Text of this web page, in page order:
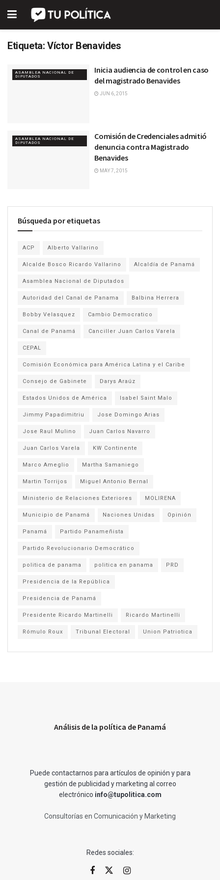
Etiqueta: Víctor Benavides
ASAMBLEA NACIONAL DE
DIPUTADOS
Inicia audiencia de control en caso
del magistrado Benavides
JUN 6, 2015
ASAMBLEA NACIONAL DE
DIPUTADOS
Comisión de Credenciales admitió
denuncia contra Magistrado
Benavides
MAY 7, 2015
Búsqueda por etiquetas
ACP Alberto Vallarino
Alcalde Bosco Ricardo Vallarino Alcaldía de Panamá
Asamblea Nacional de Diputados
Autoridad del Canal de Panama Balbina Herrera
Bobby Velasquez Cambio Democratico
Canal de Panamá Canciller Juan Carlos Varela
CEPAL
Comisión Económica para América Latina y el Caribe
Consejo de Gabinete Darys Araúz
Estados Unidos de América Isabel Saint Malo
Jimmy Papadimitriu Jose Domingo Arias
Jose Raul Mulino Juan Carlos Navarro
Juan Carlos Varela KW Continente
Marco Ameglio Martha Samaniego
Martin Torrijos Miguel Antonio Bernal
Ministerio de Relaciones Exteriores MOLIRENA
Municipio de Panamá Naciones Unidas Opinión
Panamá Partido Panameñista
Partido Revolucionario Democrático
politica de panama politica en panama PRD
Presidencia de la República
Presidencia de Panamá
Presidente Ricardo Martinelli Ricardo Martinelli
Rómulo Roux Tribunal Electoral Union Patriotica
Análisis de la política de Panamá
Puede contactarnos para artículos de opinión y para
gestión de publicidad y marketing al correo
electrónico info@tupolitica.com
Consultorías en Comunicación y Marketing
Redes sociales: